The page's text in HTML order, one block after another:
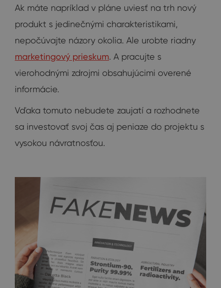
Ak máte napríklad v pláne uviesť na trh nový
produkt s jedinečnými charakteristikami,
nepočúvajte názory okolia. Ale urobte riadny
marketingový prieskum. A pracujte s
vierohodnými zdrojmi obsahujúcimi overené
informácie.
Vďaka tomuto nebudete zaujatí a rozhodnete
sa investovať svoj čas aj peniaze do projektu s
vysokou návratnosťou.